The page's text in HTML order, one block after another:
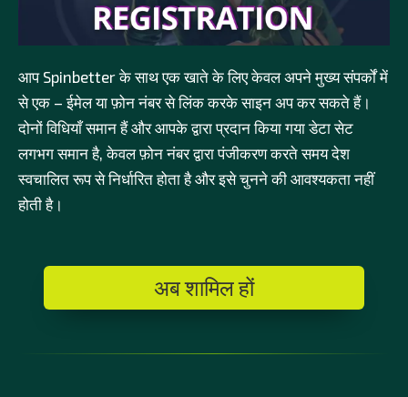
आप Spinbetter के साथ एक खाते के लिए केवल अपने मुख्य संपर्कों में
से एक – ईमेल या फ़ोन नंबर से लिंक करके साइन अप कर सकते हैं।
दोनों विधियाँ समान हैं और आपके द्वारा प्रदान किया गया डेटा सेट
लगभग समान है, केवल फ़ोन नंबर द्वारा पंजीकरण करते समय देश
स्वचालित रूप से निर्धारित होता है और इसे चुनने की आवश्यकता नहीं
होती है।
अब शामिल हों